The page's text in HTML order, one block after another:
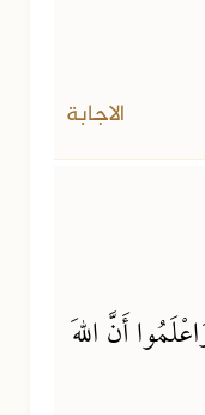
الاجابة
أَنَّ اللهَ